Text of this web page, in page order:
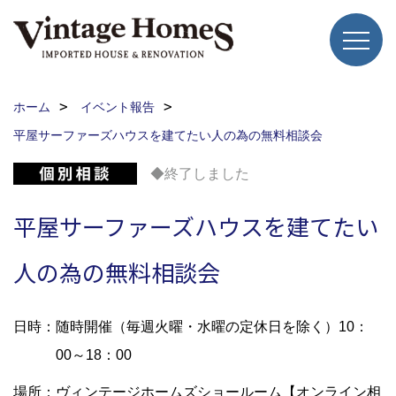
ホーム
イベント報告
平屋サーファーズハウスを建てたい人の為の無料相談会
◆終了しました
平屋サーファーズハウスを建てたい
人の為の無料相談会
日時：随時開催（毎週火曜・水曜の定休日を除く）10：
00～18：00
場所：ヴィンテージホームズショールーム【オンライン相